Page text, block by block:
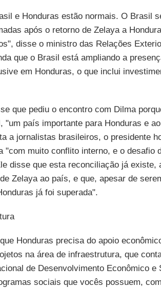
e Honduras estão normais. O Brasil
após o retorno de Zelaya a
disse o ministro das Relações
que o Brasil está ampliando a
em Honduras, o que inclui
que pediu o encontro com Dilma
"um país importante para Honduras e
a jornalistas brasileiros, o presidente
"com muito conflito interno, e o desafio
disse que esta reconciliação já existe,
Zelaya ao país, e que, apesar de
já foi superada".
Honduras precisa do apoio
na área de infraestrutura, que
de Desenvolvimento Econômico e
sociais que vocês possuem,